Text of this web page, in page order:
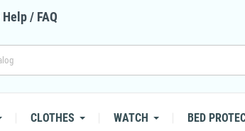
Help / FAQ
CLOTHES WATCH BED